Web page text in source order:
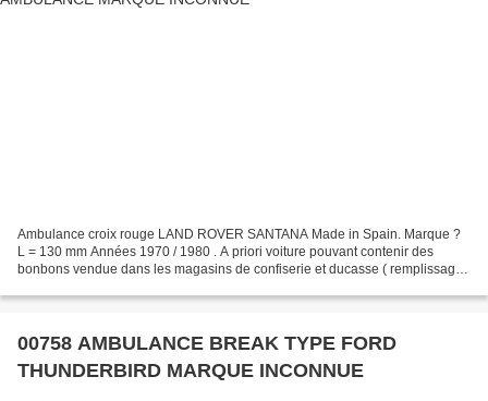
Ambulance croix rouge LAND ROVER SANTANA Made in Spain. Marque ?
L = 130 mm Années 1970 / 1980 . A priori voiture pouvant contenir des
bonbons vendue dans les magasins de confiserie et ducasse ( remplissage
00758 AMBULANCE BREAK TYPE FORD
THUNDERBIRD MARQUE INCONNUE